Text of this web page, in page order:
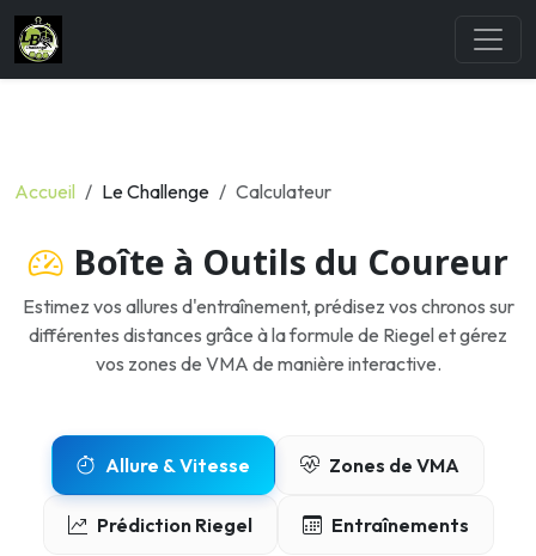
Accueil Le Challenge Calculateur
Boîte à Outils du Coureur
Estimez vos allures d'entraînement, prédisez vos chronos sur
différentes distances grâce à la formule de Riegel et gérez
vos zones de VMA de manière interactive.
Allure & Vitesse Zones de VMA
Prédiction Riegel Entraînements